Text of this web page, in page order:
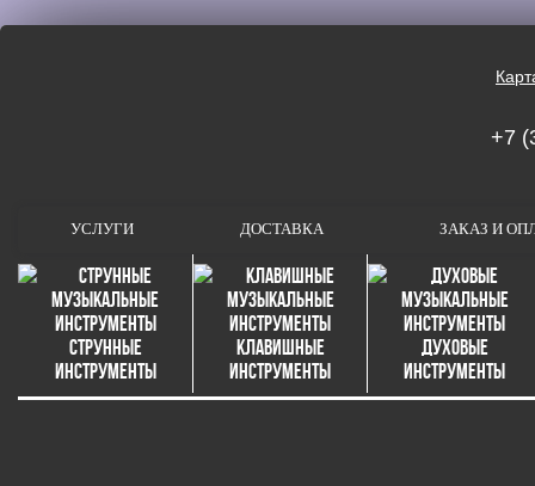
+7
УСЛУГИ ДОСТАВКА ЗАКАЗ И
Струнные
инструменты
Клавишные
инструменты
Духовые
инструменты